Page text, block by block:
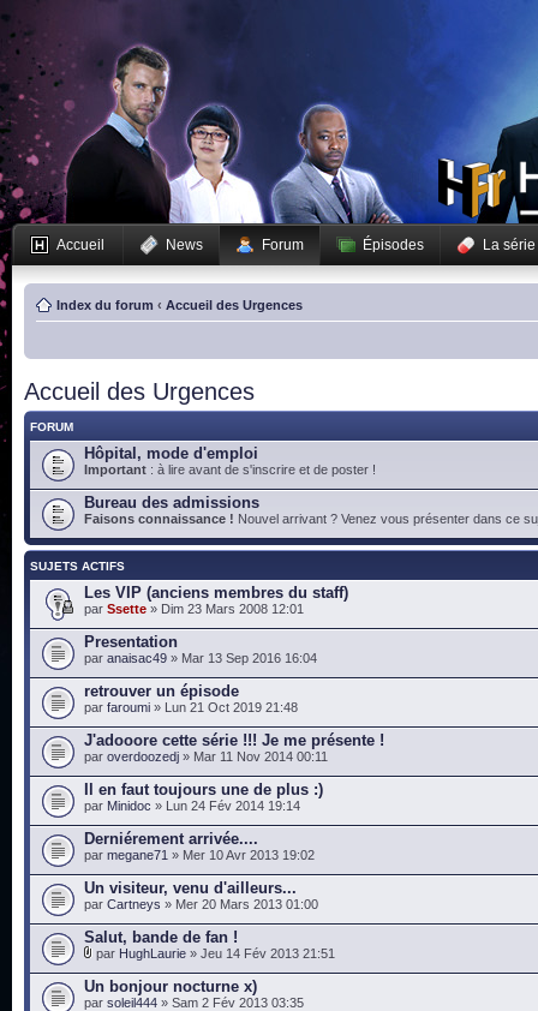
Accueil News Forum Épisodes La série
Index du forum ‹ Accueil des Urgences
Accueil des Urgences
FORUM
Hôpital, mode d'emploi
Important : à lire avant de s'inscrire et de poster !
Bureau des admissions
Faisons connaissance ! Nouvel arrivant ? Venez vous présenter dans ce
SUJETS ACTIFS
Les VIP (anciens membres du staff)
par Ssette » Dim 23 Mars 2008 12:01
Presentation
par anaisac49 » Mar 13 Sep 2016 16:04
retrouver un épisode
par faroumi » Lun 21 Oct 2019 21:48
J'adooore cette série !!! Je me présente !
par overdoozedj » Mar 11 Nov 2014 00:11
Il en faut toujours une de plus :)
par Minidoc » Lun 24 Fév 2014 19:14
Derniérement arrivée....
par megane71 » Mer 10 Avr 2013 19:02
Un visiteur, venu d'ailleurs...
par Cartneys » Mer 20 Mars 2013 01:00
Salut, bande de fan !
par HughLaurie » Jeu 14 Fév 2013 21:51
Un bonjour nocturne x)
par soleil444 » Sam 2 Fév 2013 03:35